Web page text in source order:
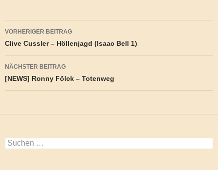
Beitragsnavigation
VORHERIGER BEITRAG
Clive Cussler – Höllenjagd (Isaac Bell 1)
NÄCHSTER BEITRAG
[NEWS] Ronny Fölck – Totenweg
Suchen
nach: